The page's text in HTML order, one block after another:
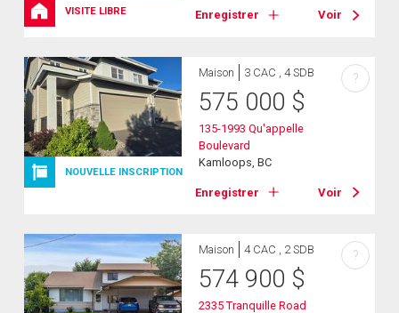
VISITE LIBRE Enregistrer Voir
NOUVELLE INSCRIPTION
Maison 3 CAC , 4 SDB
575 000 $
135-1993 Qu'appelle
Boulevard
Kamloops, BC
Enregistrer Voir
?
Maison 4 CAC , 2 SDB
574 900 $
2335 Tranquille Road
?